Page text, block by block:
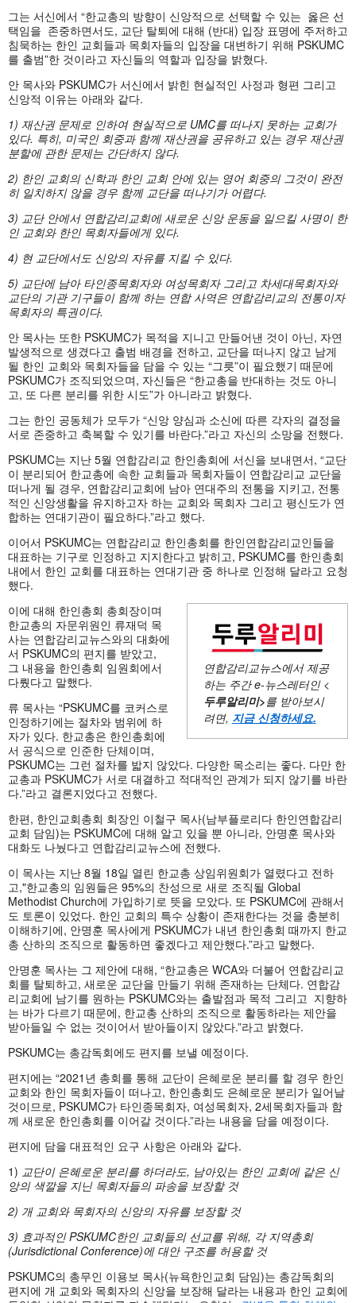
그는 서신에서 “한교총의 방향이 신앙적으로 선택할 수 있는 옳은 선
택임을 존중하면서도, 교단 탈퇴에 대해 (반대) 입장 표명에 주저하고
침묵하는 한인 교회들과 목회자들의 입장을 대변하기 위해 PSKUMC
를 출범”한 것이라고 자신들의 역할과 입장을 밝혔다.
안 목사와 PSKUMC가 서신에서 밝힌 현실적인 사정과 형편 그리고
신앙적 이유는 아래와 같다.
1) 재산권 문제로 인하여 현실적으로 UMC를 떠나지 못하는 교회가
있다. 특히, 미국인 회중과 함께 재산권을 공유하고 있는 경우 재산권
분할에 관한 문제는 간단하지 않다.
2) 한인 교회의 신학과 한인 교회 안에 있는 영어 회중의 그것이 완전
히 일치하지 않을 경우 함께 교단을 떠나기가 어렵다.
3) 교단 안에서 연합감리교회에 새로운 신앙 운동을 일으킬 사명이 한
인 교회와 한인 목회자들에게 있다.
4) 현 교단에서도 신앙의 자유를 지킬 수 있다.
5) 교단에 남아 타인종목회자와 여성목회자 그리고 차세대목회자와
교단의 기관 기구들이 함께 하는 연합 사역은 연합감리교의 전통이자
목회자의 특권이다.
안 목사는 또한 PSKUMC가 목적을 지니고 만들어낸 것이 아닌, 자연
발생적으로 생겼다고 출범 배경을 전하고, 교단을 떠나지 않고 남게
될 한인 교회와 목회자들을 담을 수 있는 “그릇”이 필요했기 때문에
PSKUMC가 조직되었으며, 자신들은 “한교총을 반대하는 것도 아니
고, 또 다른 분리를 위한 시도”가 아니라고 밝혔다.
그는 한인 공동체가 모두가 “신앙 양심과 소신에 따른 각자의 결정을
서로 존중하고 축복할 수 있기를 바란다.”라고 자신의 소망을 전했다.
PSKUMC는 지난 5월 연합감리교 한인총회에 서신을 보내면서, “교단
이 분리되어 한교총에 속한 교회들과 목회자들이 연합감리교 교단을
떠나게 될 경우, 연합감리교회에 남아 연대주의 전통을 지키고, 전통
적인 신앙생활을 유지하고자 하는 교회와 목회자 그리고 평신도가 연
합하는 연대기관이 필요하다.”라고 했다.
이어서 PSKUMC는 연합감리교 한인총회를 한인연합감리교인들을
대표하는 기구로 인정하고 지지한다고 밝히고, PSKUMC를 한인총회
내에서 한인 교회를 대표하는 연대기관 중 하나로 인정해 달라고 요청
했다.
연합감리교뉴스에서 제공
하는 주간e-뉴스레터인 <
두루알리미>를 받아보시
려면, 지금 신청하세요.
이에 대해 한인총회 총회장이며
한교총의 자문위원인 류재덕 목
사는 연합감리교뉴스와의 대화에
서 PSKUMC의 편지를 받았고,
그 내용을 한인총회 임원회에서
다뤘다고 말했다.
류 목사는 “PSKUMC를 코커스로
인정하기에는 절차와 범위에 하
자가 있다. 한교총은 한인총회에
서 공식으로 인준한 단체이며,
PSKUMC는 그런 절차를 밟지 않았다. 다양한 목소리는 좋다. 다만 한
교총과 PSKUMC가 서로 대결하고 적대적인 관계가 되지 않기를 바란
다.”라고 결론지었다고 전했다.
한편, 한인교회총회 회장인 이철구 목사(남부플로리다 한인연합감리
교회 담임)는 PSKUMC에 대해 알고 있을 뿐 아니라, 안명훈 목사와
대화도 나눴다고 연합감리교뉴스에 전했다.
이 목사는 지난 8월 18일 열린 한교총 상임위원회가 열렸다고 전하
고,"한교총의 임원들은 95%의 찬성으로 새로 조직될 Global
Methodist Church에 가입하기로 뜻을 모았다. 또 PSKUMC에 관해서
도 토론이 있었다. 한인 교회의 특수 상황이 존재한다는 것을 충분히
이해하기에, 안명훈 목사에게 PSKUMC가 내년 한인총회 때까지 한교
총 산하의 조직으로 활동하면 좋겠다고 제안했다.”라고 말했다.
안명훈 목사는 그 제안에 대해, “한교총은 WCA와 더불어 연합감리교
회를 탈퇴하고, 새로운 교단을 만들기 위해 존재하는 단체다. 연합감
리교회에 남기를 원하는 PSKUMC와는 출발점과 목적 그리고 지향하
는 바가 다르기 때문에, 한교총 산하의 조직으로 활동하라는 제안을
받아들일 수 없는 것이어서 받아들이지 않았다.”라고 밝혔다.
PSKUMC는 총감독회에도 편지를 보낼 예정이다.
편지에는 “2021년 총회를 통해 교단이 은혜로운 분리를 할 경우 한인
교회와 한인 목회자들이 떠나고, 한인총회도 은혜로운 분리가 일어날
것이므로, PSKUMC가 타인종목회자, 여성목회자, 2세목회자들과 함
께 새로운 한인총회를 이어갈 것이다.”라는 내용을 담을 예정이다.
편지에 담을 대표적인 요구 사항은 아래와 같다.
1) 교단이 은혜로운 분리를 하더라도, 남아있는 한인 교회에 같은 신
앙의 색깔을 지닌 목회자들의 파송을 보장할 것
2) 개 교회와 목회자의 신앙의 자유를 보장할 것
3) 효과적인 PSKUMC한인 교회들의 선교를 위해, 각 지역총회
(Jurisdictional Conference)에 대안 구조를 허용할 것
PSKUMC의 총무인 이용보 목사(뉴욕한인교회 담임)는 총감독회의
편지에 개 교회와 목회자의 신앙을 보장해 달라는 내용과 한인 교회에